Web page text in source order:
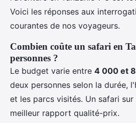
Voici les réponses aux
courantes de nos voyageurs.
Combien coûte un safari en
personnes ?
Le budget varie entre 4 000 et
deux personnes selon la durée,
et les parcs visités. Un safari
meilleur rapport qualité-prix.